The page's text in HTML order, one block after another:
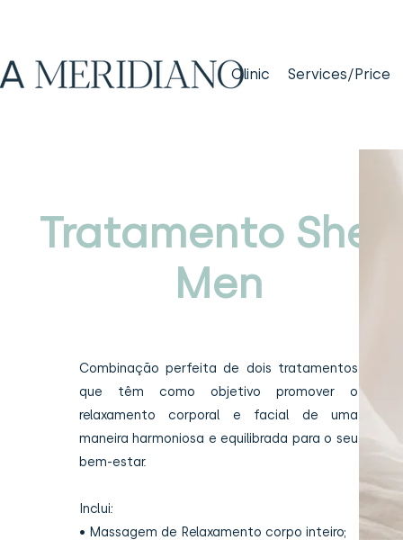
Clinic Services/Price
Tratamento Shen
Men
Combinação perfeita de dois tratamentos
que têm como objetivo promover o
relaxamento corporal e facial de uma
maneira harmoniosa e equilibrada para o seu
bem-estar.
Inclui:
• Massagem de Relaxamento corpo inteiro;